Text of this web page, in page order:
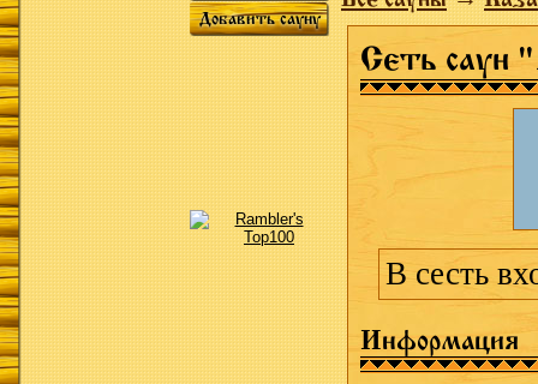
Добавить сауну
Сеть саун
В сесть
Информация